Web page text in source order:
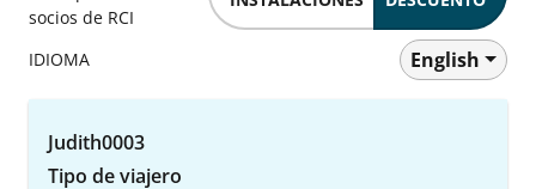
socios de RCI
IDIOMA English
Judith0003
Tipo de viajero